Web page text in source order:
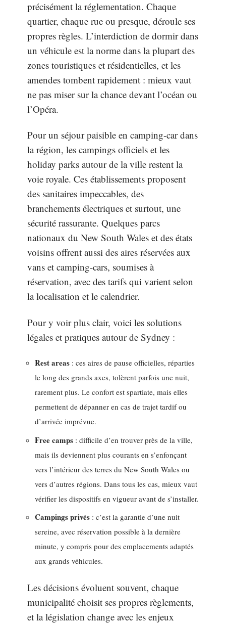
précisément la réglementation. Chaque
quartier, chaque rue ou presque, déroule ses
propres règles. L’interdiction de dormir dans
un véhicule est la norme dans la plupart des
zones touristiques et résidentielles, et les
amendes tombent rapidement : mieux vaut
ne pas miser sur la chance devant l’océan ou
l’Opéra.
Pour un séjour paisible en camping-car dans
la région, les campings officiels et les
holiday parks autour de la ville restent la
voie royale. Ces établissements proposent
des sanitaires impeccables, des
branchements électriques et surtout, une
sécurité rassurante. Quelques parcs
nationaux du New South Wales et des états
voisins offrent aussi des aires réservées aux
vans et camping-cars, soumises à
réservation, avec des tarifs qui varient selon
la localisation et le calendrier.
Pour y voir plus clair, voici les solutions
légales et pratiques autour de Sydney :
Rest areas : ces aires de pause officielles, réparties
le long des grands axes, tolèrent parfois une nuit,
rarement plus. Le confort est spartiate, mais elles
permettent de dépanner en cas de trajet tardif ou
d’arrivée imprévue.
Free camps : difficile d’en trouver près de la ville,
mais ils deviennent plus courants en s’enfonçant
vers l’intérieur des terres du New South Wales ou
vers d’autres régions. Dans tous les cas, mieux vaut
vérifier les dispositifs en vigueur avant de s’installer.
Campings privés : c’est la garantie d’une nuit
sereine, avec réservation possible à la dernière
minute, y compris pour des emplacements adaptés
aux grands véhicules.
Les décisions évoluent souvent, chaque
municipalité choisit ses propres règlements,
et la législation change avec les enjeux